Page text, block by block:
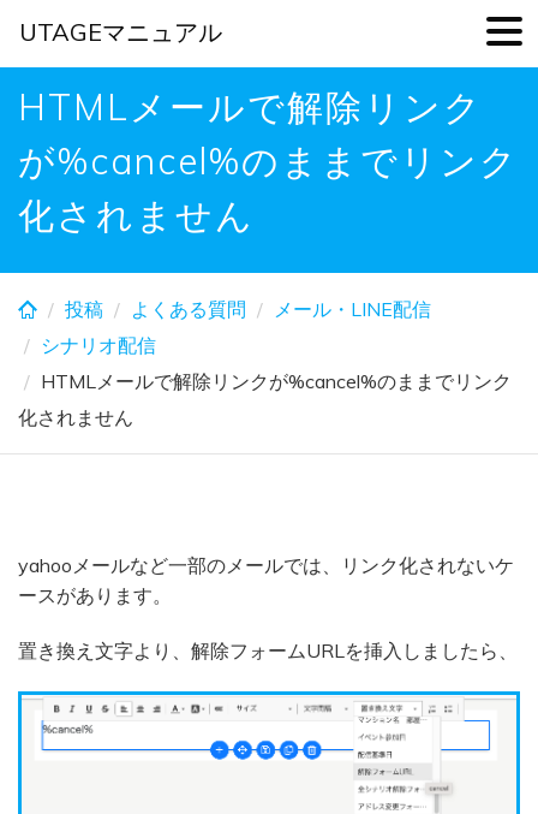
Skip
content
HTMLメールで解除リンク
が%cancel%のままでリンク
化されません
投稿 よくある質問
メール・LINE配信
シナリオ配信
HTMLメールで解除リンクが%cancel%のままでリンク
化されません
yahooメールなど一部のメールでは、リンク化されないケ
ースがあります。
置き換え文字より、解除フォームURLを挿入しましたら、
UTAGEマニュアル